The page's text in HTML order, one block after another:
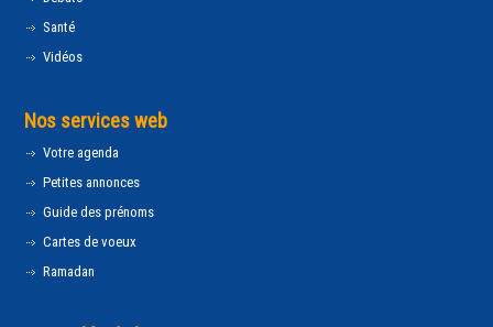
Santé
Vidéos
Nos services web
Votre agenda
Petites annonces
Guide des prénoms
Cartes de voeux
Ramadan